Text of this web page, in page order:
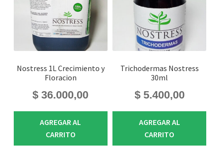
Nostress 1L Crecimiento y
Floracion
$ 36.000,00
AGREGAR AL
CARRITO
Trichodermas Nostress
30ml
$5.400,00
AGREGAR AL
CARRITO